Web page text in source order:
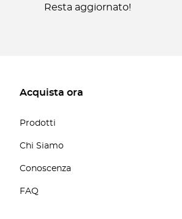
Resta aggiornato!
Acquista ora
Prodotti
Chi Siamo
Conoscenza
FAQ